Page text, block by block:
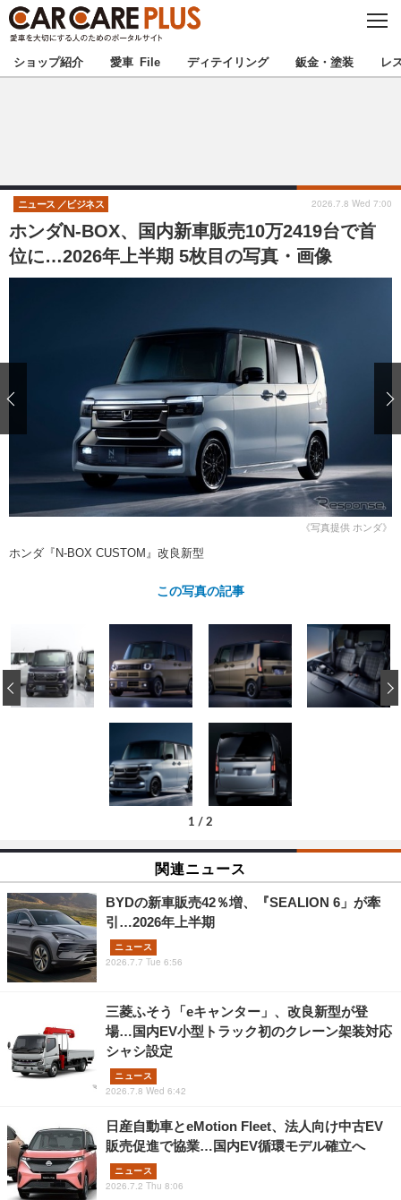
C
S
E
★カーケアプラス認定★ 厳選プロショップを地域から探す
甲信越 北陸
東海 関西
中国 四国
ショップレポート 愛車 File
自動車豆知識 ストップ！不具合修理＆粗悪修理
鈑金・塗装
ディテイリング
ディテイリング 洗車
ヘッドライト磨き コーティング
フィルム・ラッピング
鈑金・塗装
小キズ直し 防錆
特集記事
ストップ 不具合修理＆粗悪修理
カーメーカー「旧車」関連プロジェ
クト
ショップ紹介
ショップレポート
レストア
カーメーカー「旧車」関連プロジ
インタビュー
イベントレポート
ショップ紹介 愛車 File ディテイリング 鈑金・塗装 レ
ホンダN-BOX、国内新車販売10万2419台で首
位に…2026年上半期 5枚目の写真・画像
ニュース ビジネス 2026.7.8 Wed 7:00
《写真提供 ホンダ》
ホンダ『N-BOX CUSTOM』改良新型
この写真の記事
1 / 2
‹
関連ニュース
BYDの新車販売42％増、『SEALION 6」が牽
引…2026年上半期
ニュース
2026.7.7 Tue 6:56
三菱ふそう「eキャンター」、改良新型が登
場…国内EV小型トラック初のクレーン架装対応
シャシ設定
ニュース
2026.7.8 Wed 6:42
日産自動車とeMotion Fleet、法人向け中古EV
販売促進で協業…国内EV循環モデル確立へ
ニュース
2026.7.2 Thu 8:06